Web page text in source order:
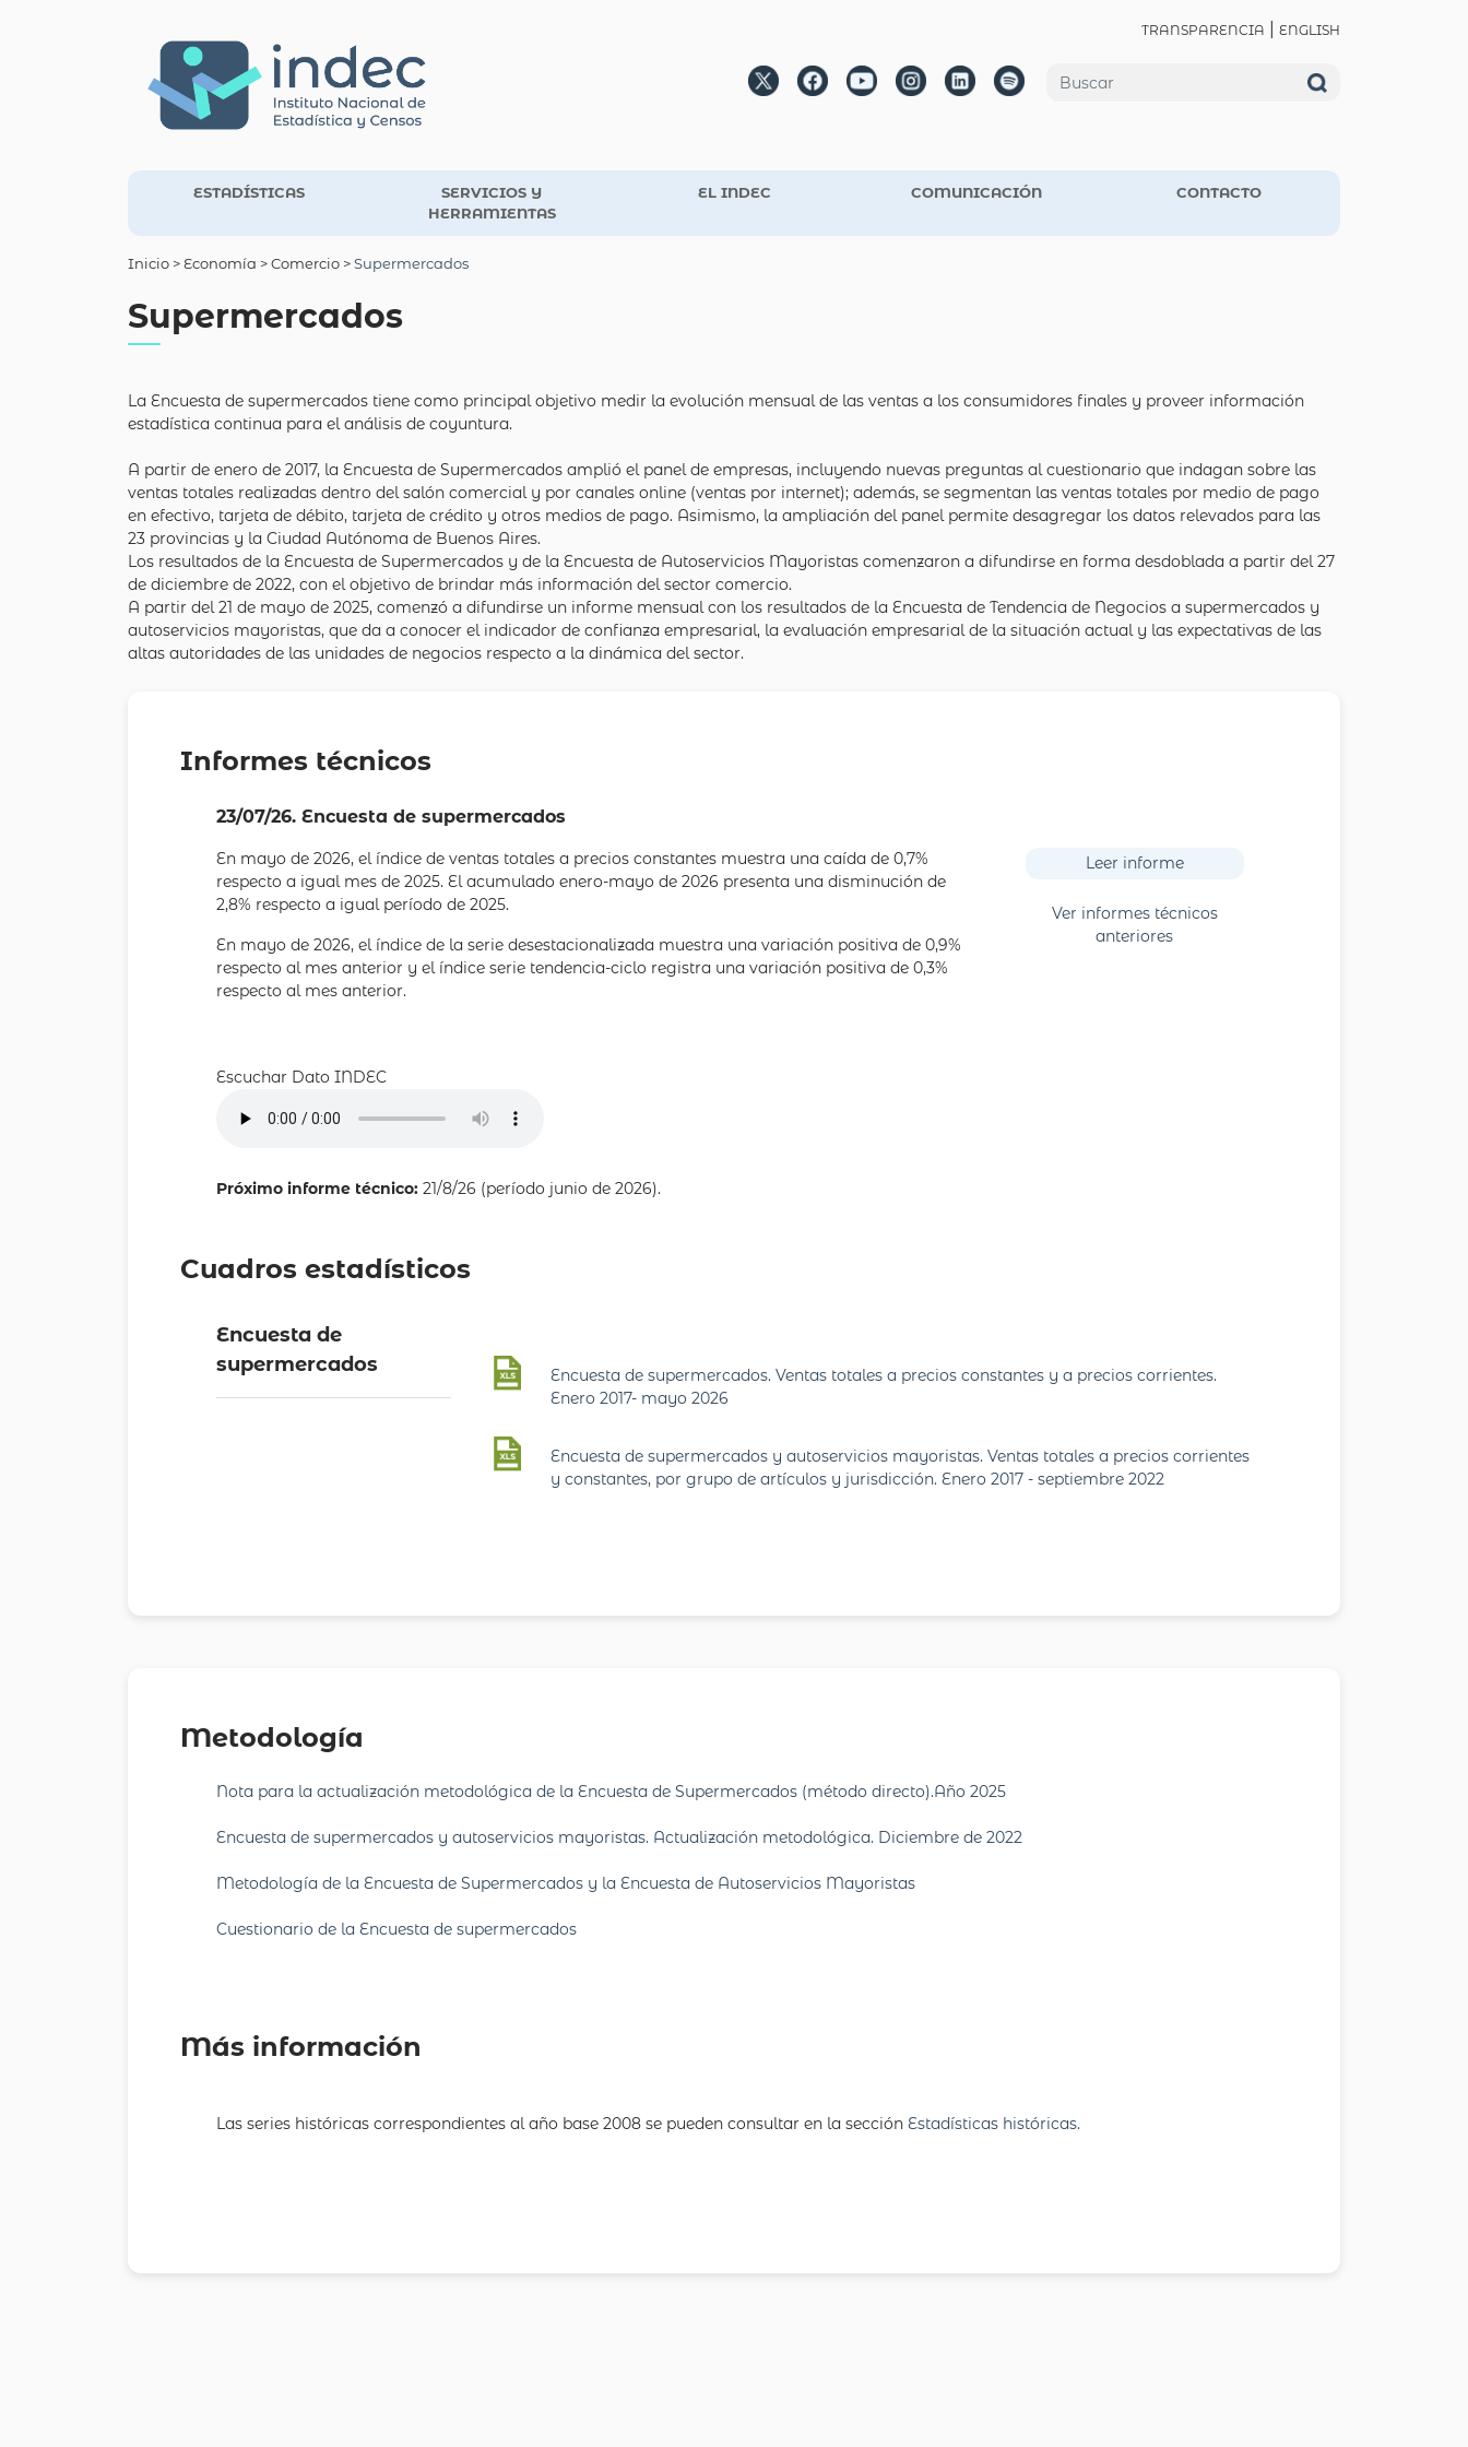
TRANSPARENCIA ENGLISH
ESTADÍSTICAS
SERVICIOS Y
HERRAMIENTAS
EL INDEC COMUNICACIÓN CONTACTO
Inicio > Economía >Comercio >Supermercados
Supermercados
La Encuesta de supermercados tiene como principal objetivo medir la evolución mensual de las ventas a los consumidores finales y proveer información
estadística continua para el análisis de coyuntura.
A partir de enero de 2017, la Encuesta de Supermercados amplió el panel de empresas, incluyendo nuevas preguntas al cuestionario que indagan sobre las
ventas totales realizadas dentro del salón comercial y por canales online (ventas por internet); además, se segmentan las ventas totales por medio de pago
en efectivo, tarjeta de débito, tarjeta de crédito y otros medios de pago. Asimismo, la ampliación del panel permite desagregar los datos relevados para las
23 provincias y la Ciudad Autónoma de Buenos Aires.
Los resultados de la Encuesta de Supermercados y de la Encuesta de Autoservicios Mayoristas comenzaron a difundirse en forma desdoblada a partir del 27
de diciembre de 2022, con el objetivo de brindar más información del sector comercio.
A partir del 21 de mayo de 2025, comenzó a difundirse un informe mensual con los resultados de la Encuesta de Tendencia de Negocios a supermercados y
autoservicios mayoristas, que da a conocer el indicador de confianza empresarial, la evaluación empresarial de la situación actual y las expectativas de las
altas autoridades de las unidades de negocios respecto a la dinámica del sector.
Informes técnicos
23/07/26. Encuesta de supermercados
En mayo de 2026, el índice de ventas totales a precios constantes muestra una caída de 0,7%
respecto a igual mes de 2025. El acumulado enero-mayo de 2026 presenta una disminución de
2,8% respecto a igual período de 2025.
En mayo de 2026, el índice de la serie desestacionalizada muestra una variación positiva de 0,9%
respecto al mes anterior y el índice serie tendencia-ciclo registra una variación positiva de 0,3%
respecto al mes anterior.
Escuchar Dato INDEC
Próximo informe técnico: 21/8/26 (período junio de 2026).
Leer informe
Ver informes técnicos
anteriores
Cuadros estadísticos
Encuesta de
supermercados
Encuesta de supermercados. Ventas totales a precios constantes y a precios corrientes.
Enero 2017- mayo 2026
Encuesta de supermercados y autoservicios mayoristas. Ventas totales a precios corrientes
y constantes, por grupo de artículos y jurisdicción. Enero 2017 - septiembre 2022
Metodología
Nota para la actualización metodológica de la Encuesta de Supermercados (método directo).Año 2025
Encuesta de supermercados y autoservicios mayoristas. Actualización metodológica. Diciembre de 2022
Metodología de la Encuesta de Supermercados y la Encuesta de Autoservicios Mayoristas
Cuestionario de la Encuesta de supermercados
Más información
Las series históricas correspondientes al año base 2008 se pueden consultar en la sección Estadísticas históricas.